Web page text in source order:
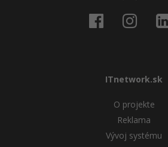
ITnetwork.sk
O projekte
Reklama
Vývoj systému